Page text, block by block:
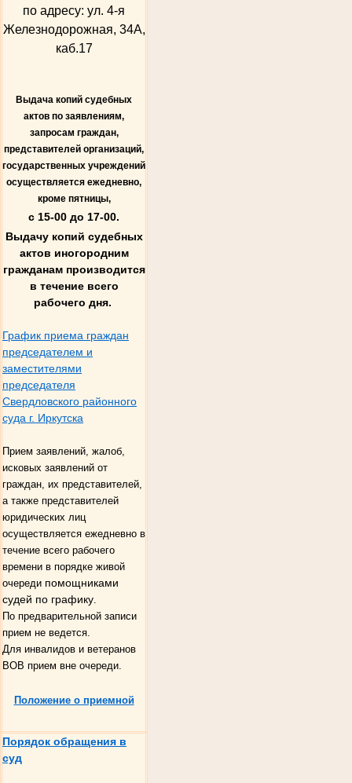
по адресу: ул. 4-я
Железнодорожная, 34А,
каб.17
Выдача копий судебных
актов по заявлениям,
запросам граждан,
представителей организаций,
государственных учреждений
осуществляется ежедневно,
кроме пятницы,
с 15-00 до 17-00.
Выдачу копий судебных
актов иногородним
гражданам производится
в течение всего
рабочего дня.
График приема граждан
председателем и
заместителями
председателя
Свердловского районного
суда г. Иркутска
Прием заявлений, жалоб,
исковых заявлений от
граждан, их представителей,
а также представителей
юридических лиц
осуществляется ежедневно в
течение всего рабочего
времени в порядке живой
очереди помощниками
судей по графику
По предварительной записи
прием не ведется.
Для инвалидов и ветеранов
ВОВ прием вне очереди.
Положение о приемной
Порядок обращения в
суд